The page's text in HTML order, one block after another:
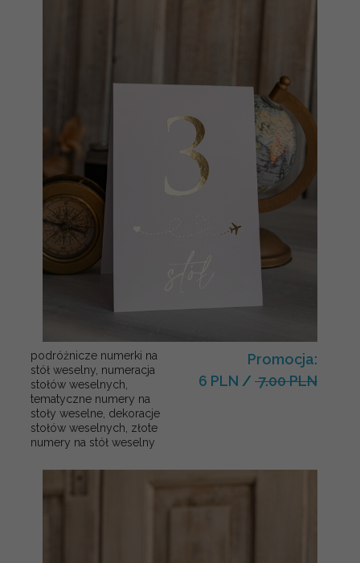
podróżnicze numerki na
stół weselny, numeracja
stołów weselnych,
tematyczne numery na
stoły weselne, dekoracje
stołów weselnych, złote
numery na stół weselny
Promocja:
6 PLN / 7.00 PLN